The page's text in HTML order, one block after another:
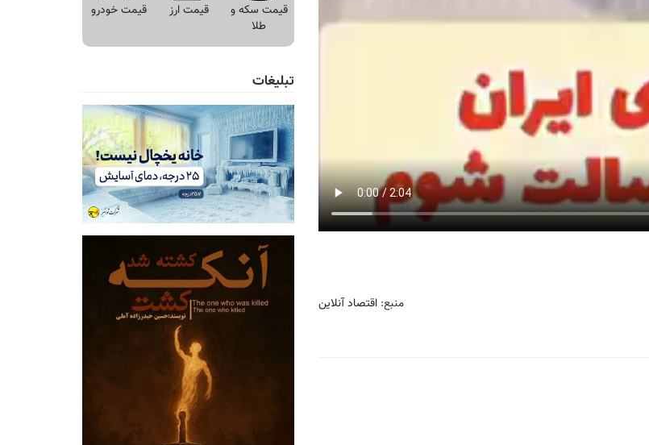
منبع:اقتصاد آنلاین
قیمت سکه و
طلا
قیمت ارز قیمت خودرو
تبلیغات